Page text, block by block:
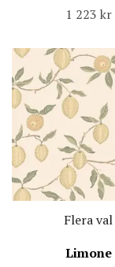
1 223 kr
Flera val
Limone